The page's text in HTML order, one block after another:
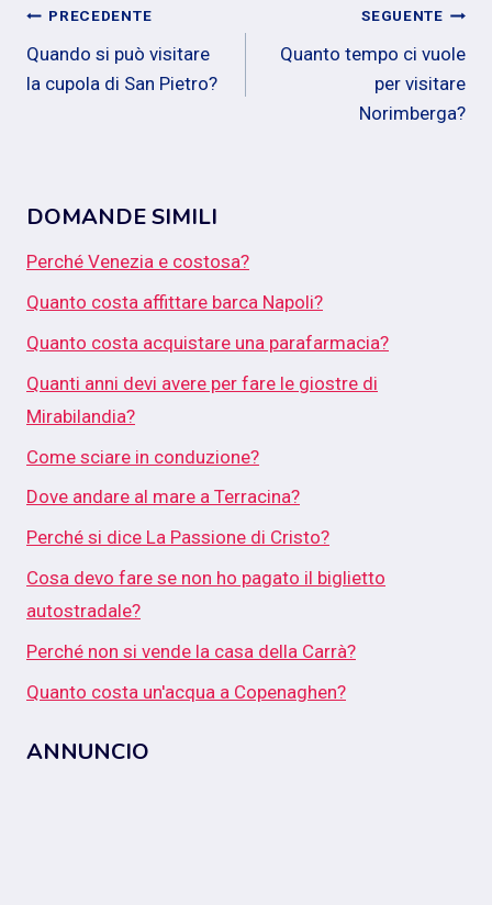
Navigazione
articoli
PRECEDENTE
Quando si può visitare
la cupola di San Pietro?
SEGUENTE
Quanto tempo ci vuole
per visitare
Norimberga?
DOMANDE SIMILI
Perché Venezia e costosa?
Quanto costa affittare barca Napoli?
Quanto costa acquistare una parafarmacia?
Quanti anni devi avere per fare le giostre di
Mirabilandia?
Come sciare in conduzione?
Dove andare al mare a Terracina?
Perché si dice La Passione di Cristo?
Cosa devo fare se non ho pagato il biglietto
autostradale?
Perché non si vende la casa della Carrà?
Quanto costa un'acqua a Copenaghen?
ANNUNCIO